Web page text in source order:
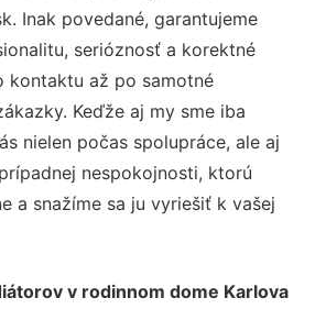
Inak povedané, garantujeme
serióznosť a korektné
kontaktu až po samotné
Keďže aj my sme iba
nielen počas spolupráce, ale aj
nespokojnosti, ktorú
a snažíme sa ju vyriešiť k vašej
v rodinnom dome Karlova